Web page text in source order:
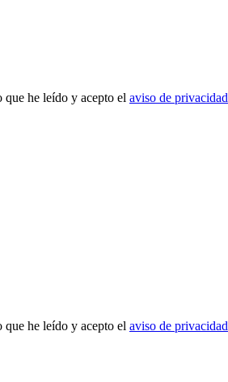
he leído y acepto el aviso de privacidad
he leído y acepto el aviso de privacidad